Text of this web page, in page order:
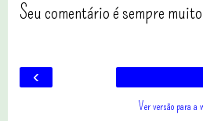
Seu comentário é sempre
‹
Ver versão para a